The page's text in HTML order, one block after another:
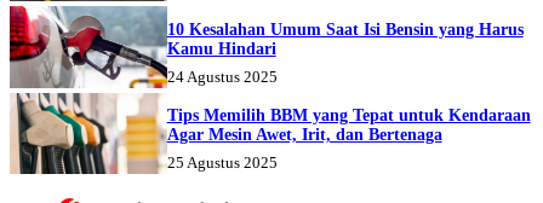
10 Kesalahan Umum Saat Isi Bensin yang Harus
Kamu Hindari
24 Agustus 2025
Tips Memilih BBM yang Tepat untuk Kendaraan
Agar Mesin Awet, Irit, dan Bertenaga
25 Agustus 2025